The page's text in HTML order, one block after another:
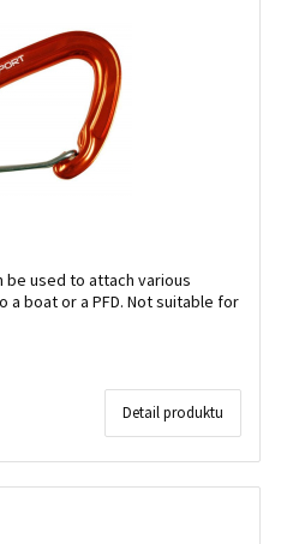
be used to attach various
boat or a PFD. Not suitable for
Detail produktu